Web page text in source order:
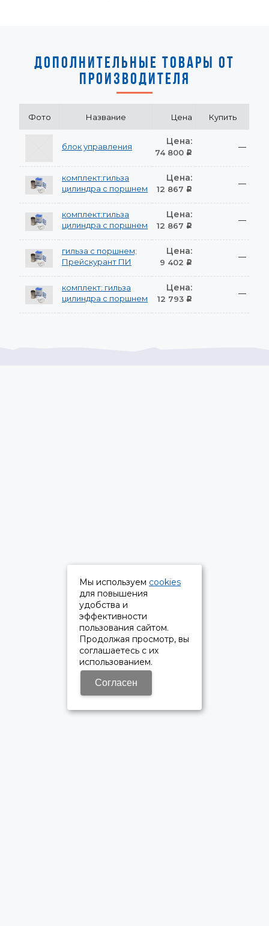
ДОПОЛНИТЕЛЬНЫЕ ТОВАРЫ ОТ
ПРОИЗВОДИТЕЛЯ
Фото Название Цена Купить
блок управления Цена:
74 800 Р
—
комплект:гильза
цилиндра с поршнем
Цена:
12 867 Р
—
комплект:гильза
цилиндра с поршнем
Цена:
12 867 Р
—
гильза с поршнем;
Прейскурант ПИ
Цена:
9 402 Р
—
комплект: гильза
цилиндра с поршнем
Цена:
12 793 Р
—
Мы используем cookies
для повышения
удобства и
эффективности
пользования сайтом.
Продолжая просмотр, вы
соглашаетесь с их
использованием.
Согласен